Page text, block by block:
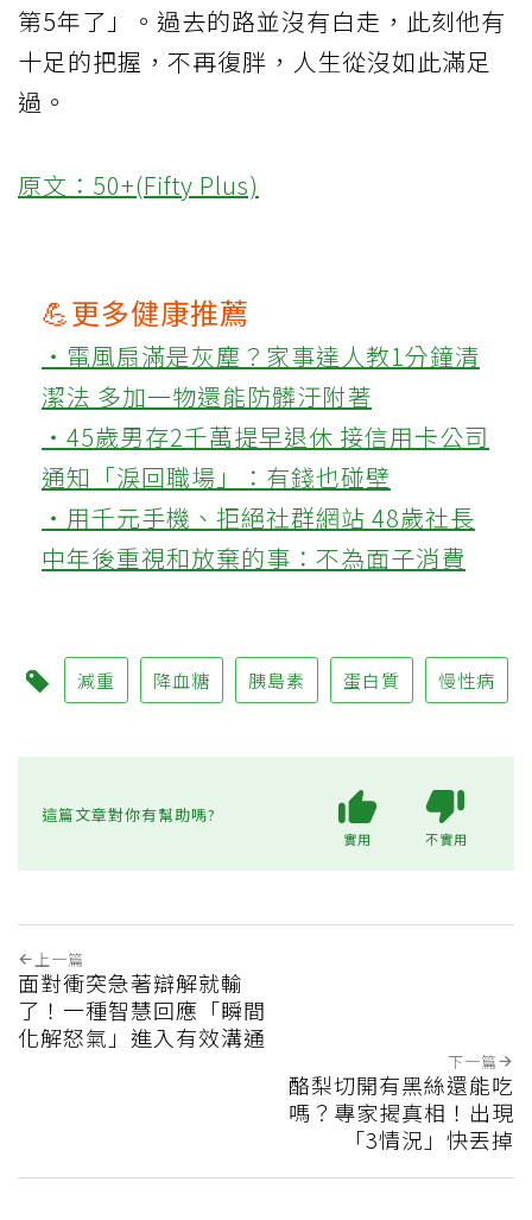
第5年了」。過去的路並沒有白走，此刻他有
十足的把握，不再復胖，人生從沒如此滿足
過。
原文：50+(Fifty Plus)
💪更多健康推薦
‧電風扇滿是灰塵？家事達人教1分鐘清
潔法 多加一物還能防髒汙附著
‧45歲男存2千萬提早退休 接信用卡公司
通知「淚回職場」：有錢也碰壁
‧用千元手機、拒絕社群網站 48歲社長
中年後重視和放棄的事：不為面子消費
減重 降血糖 胰島素 蛋白質 慢性病
這篇文章對你有幫助嗎?
實用 不實用
上一篇
面對衝突急著辯解就輸
了！一種智慧回應「瞬間
化解怒氣」進入有效溝通
下一篇
酪梨切開有黑絲還能吃
嗎？專家揭真相！出現
「3情況」快丟掉